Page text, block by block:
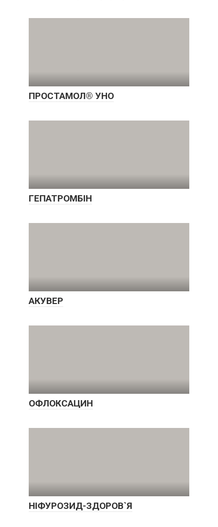
ПРОСТАМОЛ® УНО
ГЕПАТРОМБІН
АКУВЕР
ОФЛОКСАЦИН
НІФУРОЗИД-ЗДОРОВ`Я